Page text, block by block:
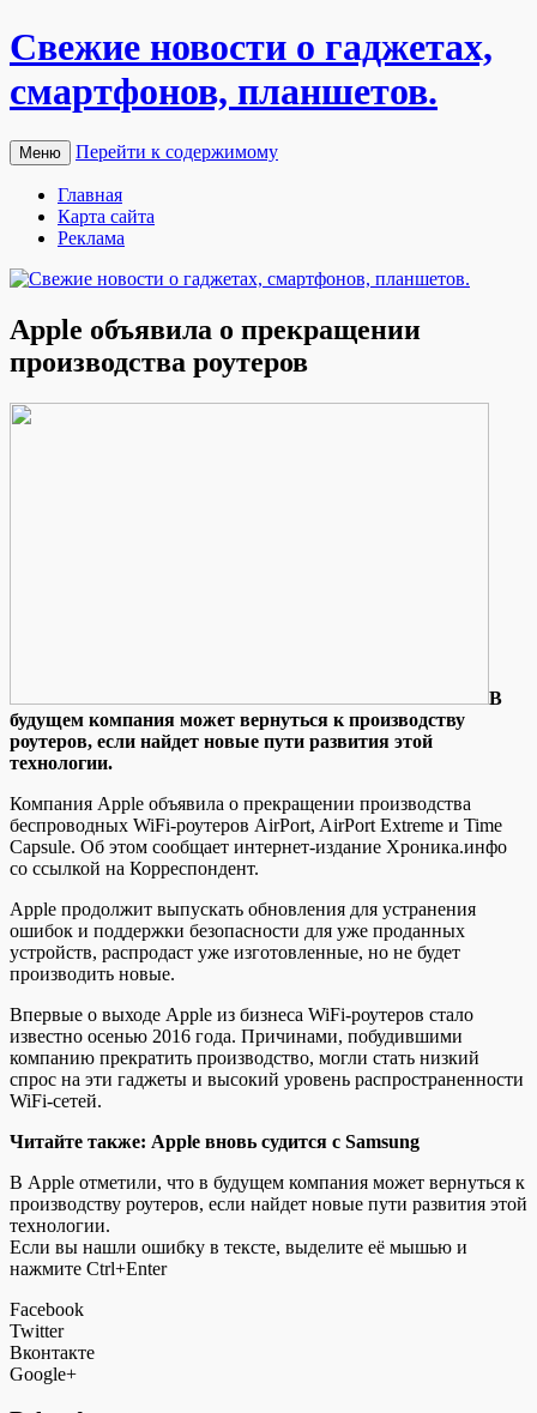
Свежие новости о гаджетах,
смартфонов, планшетов.
Меню Перейти к содержимому
Главная
Карта сайта
Реклама
Apple объявила о прекращении
производства роутеров
В
будущeм компания может вернуться к производству
роутеров, если найдет новые пути развития этой
технологии.
Компания Apple объявила о прекращении производства
беспроводных WiFi-роутеров AirPort, AirPort Extreme и Time
Capsule. Об этом сообщает интернет-издание Хроника.инфо
со ссылкой на Корреспондент.
Apple продолжит выпускать обновления для устранения
ошибок и поддержки безопасности для уже проданных
устройств, распродаст уже изготовленные, но не будет
производить новые.
Впервые о выходе Apple из бизнеса WiFi-роутеров стало
известно осенью 2016 года. Причинами, побудившими
компанию прекратить производство, могли стать низкий
спрос на эти гаджеты и высокий уровень распространенности
WiFi-сетей.
Читайте также: Apple вновь судится с Samsung
В Apple отметили, что в будущем компания может вернуться к
производству роутеров, если найдет новые пути развития этой
технологии.
Если вы нашли ошибку в тексте, выделите её мышью и
нажмите Ctrl+Enter
Facebook
Twitter
Вконтакте
Google+